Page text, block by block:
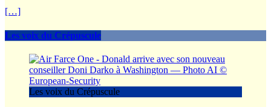
[…]
Les voix du Crépuscule
Les voix du Crépuscule